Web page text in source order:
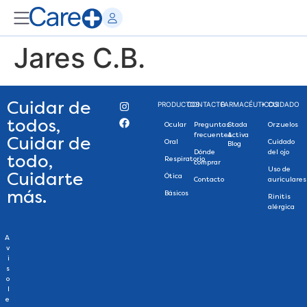
Jares C.B.
Cuidar de
todos,
Cuidar de
todo,
Cuidarte
más.
PRODUCTOS
Ocular
Oral
Respiratorio
Ótica
Básicos
CONTACTO
Preguntas
frecuentes
Dónde
comprar
Contacto
FARMACÉUTICOS
Stada
Activa
Blog
+ CUIDADO
Orzuelos
Cuidado
del ojo
Uso de
auriculares
Rinitis
alérgica
A
v
i
s
o
l
e